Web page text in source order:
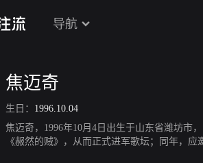
导航
焦迈奇
生日： 1996.10.04
焦迈奇，1996年10月4日出生于山东省潍坊市
《赧然的贼》，从而正式进军歌坛；同年，